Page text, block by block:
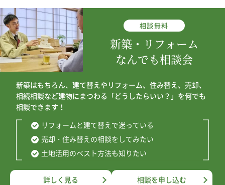
相談無料
新築・リフォーム
なんでも相談会
新築はもちろん、建て替えやリフォーム、住み替え、売却、
相続相談など建物にまつわる「どうしたらいい？」を何でも
相談できます！
リフォームと建て替えで迷っている
売却・住み替えの相談をしてみたい
土地活用のベスト方法も知りたい
詳しく見る 相談を申し込む